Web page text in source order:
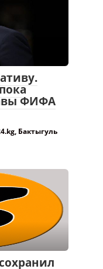
ФИФА
Бактыгуль